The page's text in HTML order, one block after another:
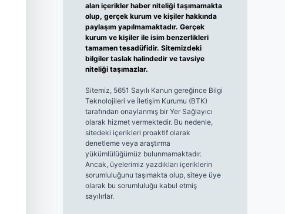
alan içerikler haber niteliği taşımamakta
olup, gerçek kurum ve kişiler hakkında
paylaşım yapılmamaktadır. Gerçek
kurum ve kişiler ile isim benzerlikleri
tamamen tesadüfidir. Sitemizdeki
bilgiler taslak halindedir ve tavsiye
niteliği taşımazlar.
Sitemiz, 5651 Sayılı Kanun gereğince Bilgi
Teknolojileri ve İletişim Kurumu (BTK)
tarafından onaylanmış bir Yer Sağlayıcı
olarak hizmet vermektedir. Bu nedenle,
sitedeki içerikleri proaktif olarak
denetleme veya araştırma
yükümlülüğümüz bulunmamaktadır.
Ancak, üyelerimiz yazdıkları içeriklerin
sorumluluğunu taşımakta olup, siteye üye
olarak bu sorumluluğu kabul etmiş
sayılırlar.